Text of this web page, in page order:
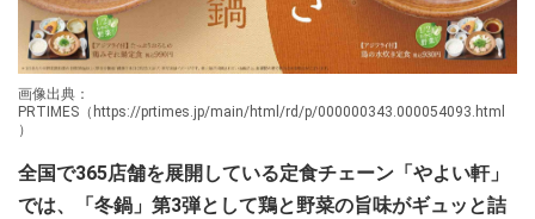
画像出典：
PRTIMES（https://prtimes.jp/main/html/rd/p/000000343.000054093.html
）
全国で365店舗を展開している定食チェーン「やよい軒」
では、「冬鍋」第3弾として鶏と野菜の旨味がギュッと詰